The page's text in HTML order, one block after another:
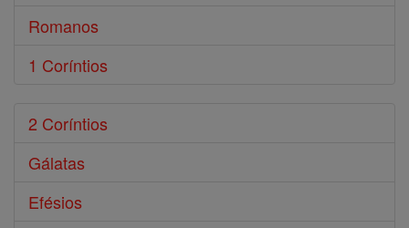
Romanos
1 Coríntios
2 Coríntios
Gálatas
Efésios